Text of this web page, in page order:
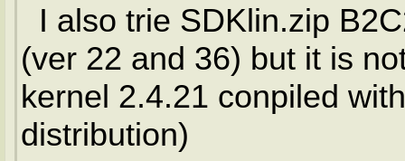
I also trie SDKlin.zip
(ver 22 and 36) but it is
kernel 2.4.21 conpiled
distribution)